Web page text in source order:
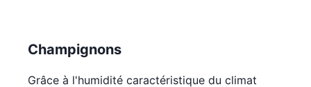
Champignons
Grâce à l'humidité caractéristique du climat